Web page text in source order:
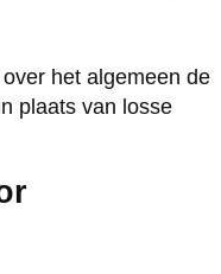
het algemeen de
plaats van losse